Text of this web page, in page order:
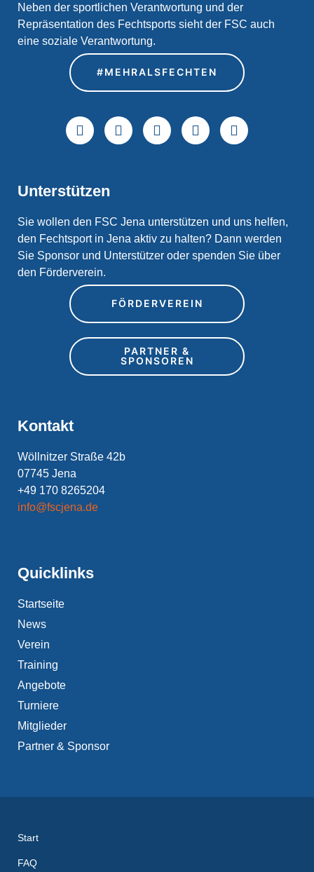
Neben der sportlichen Verantwortung und der
Repräsentation des Fechtsports sieht der FSC auch
eine soziale Verantwortung.
#MEHRALSFECHTEN
Unterstützen
Sie wollen den FSC Jena unterstützen und uns helfen,
den Fechtsport in Jena aktiv zu halten? Dann werden
Sie Sponsor und Unterstützer oder spenden Sie über
den Förderverein.
FÖRDERVEREIN
PARTNER &
SPONSOREN
Kontakt
Wöllnitzer Straße 42b
07745 Jena
+49 170 8265204
info@fscjena.de
Quicklinks
Startseite
News
Verein
Training
Angebote
Turniere
Mitglieder
Partner & Sponsor
Start
FAQ